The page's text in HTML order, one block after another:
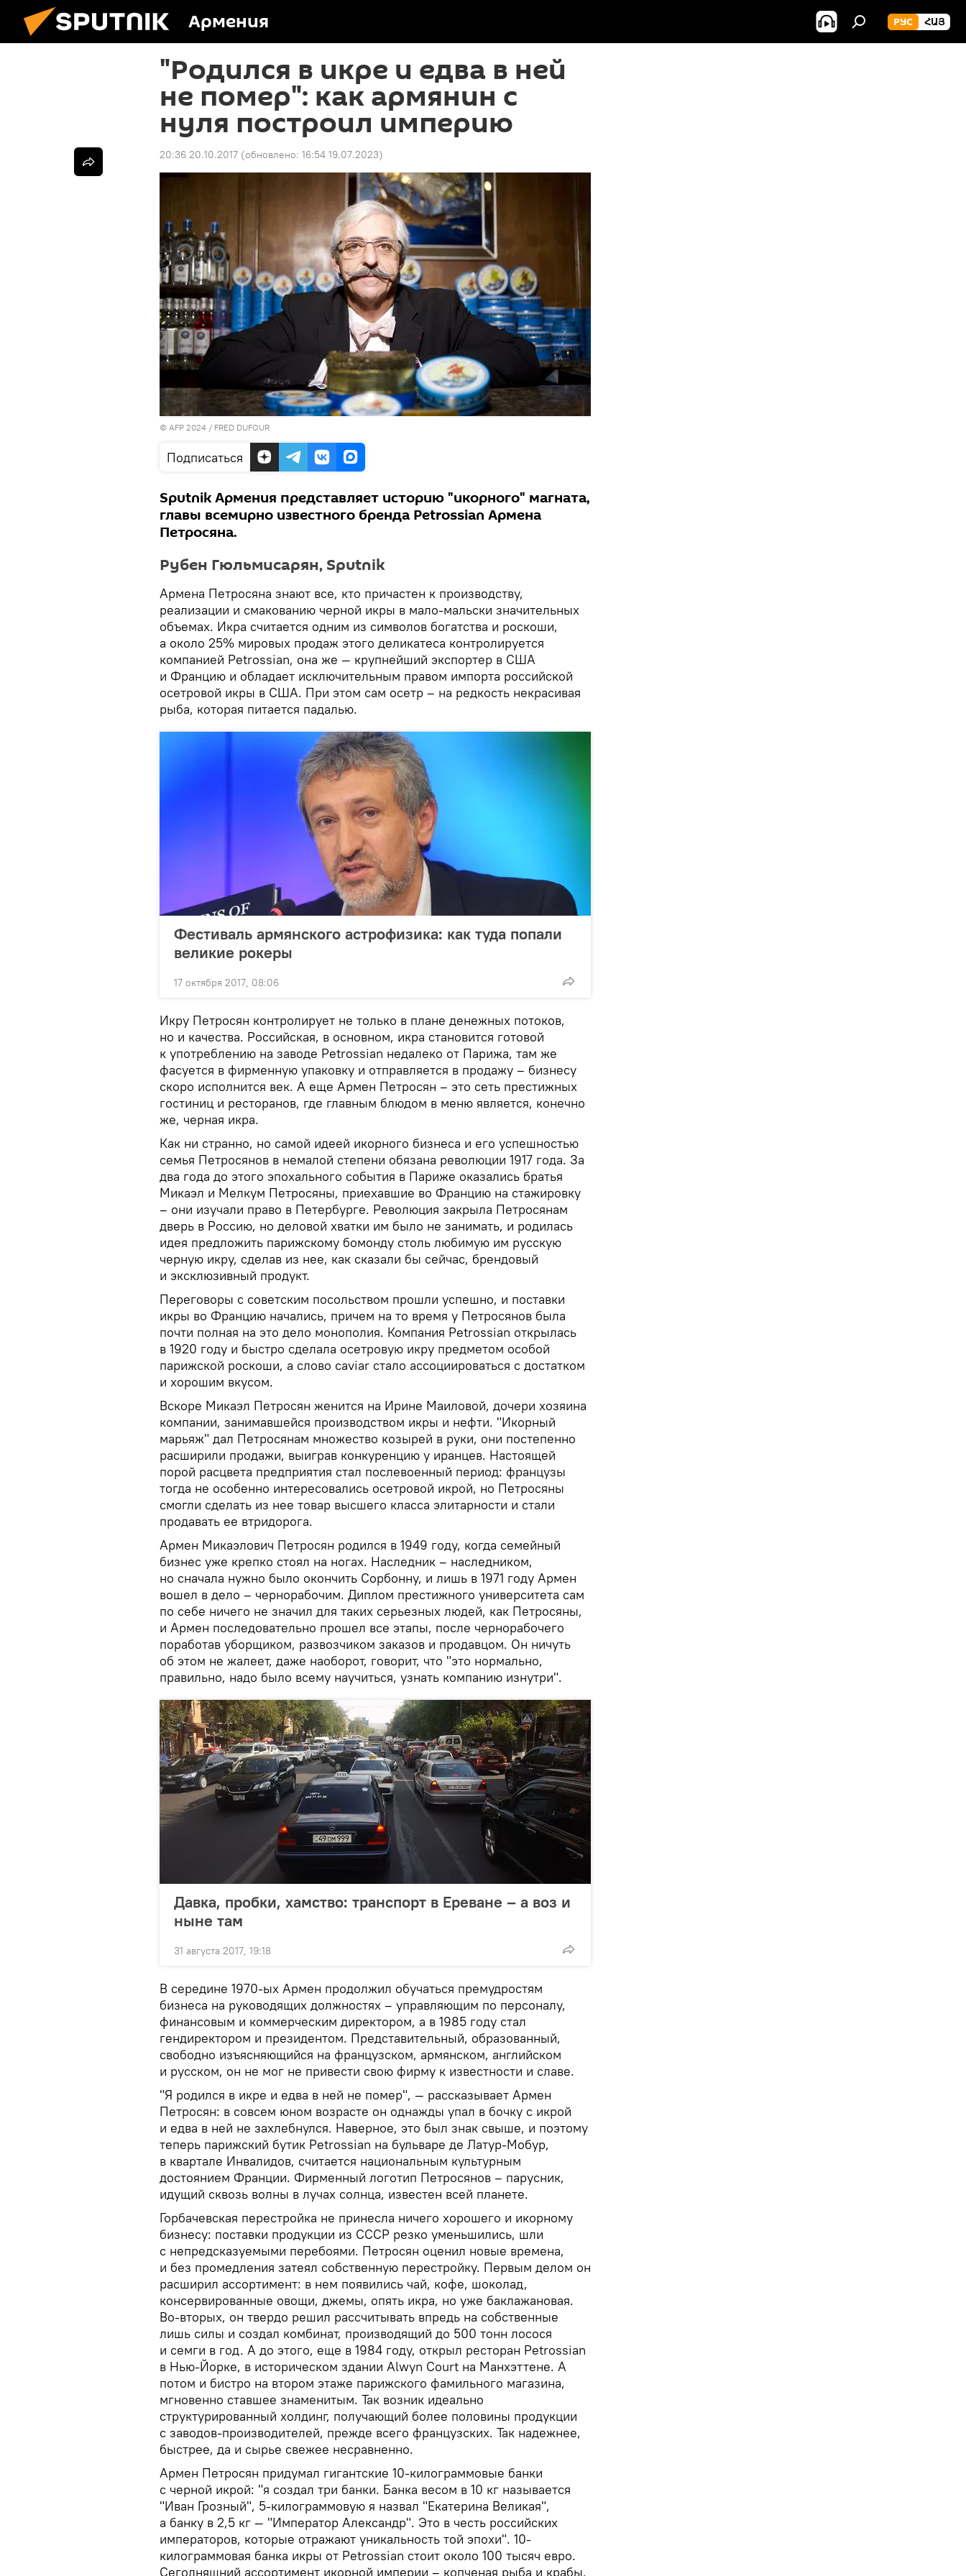
Армения РУС ՀԱՅ
"Родился в икре и едва в ней
не помер": как армянин с
нуля построил империю
20:36 20.10.2017 (обновлено: 16:54 19.07.2023)
© AFP 2024 / FRED DUFOUR
Подписаться
Sputnik Армения представляет историю "икорного" магната,
главы всемирно известного бренда Petrossian Армена
Петросяна.
Рубен Гюльмисарян, Sputnik
Армена Петросяна знают все, кто причастен к производству,
реализации и смакованию черной икры в мало-мальски значительных
объемах. Икра считается одним из символов богатства и роскоши,
а около 25% мировых продаж этого деликатеса контролируется
компанией Petrossian, она же — крупнейший экспортер в США
и Францию и обладает исключительным правом импорта российской
осетровой икры в США. При этом сам осетр – на редкость некрасивая
рыба, которая питается падалью.
Фестиваль армянского астрофизика: как туда попали
великие рокеры
17 октября 2017, 08:06
Икру Петросян контролирует не только в плане денежных потоков,
но и качества. Российская, в основном, икра становится готовой
к употреблению на заводе Petrossian недалеко от Парижа, там же
фасуется в фирменную упаковку и отправляется в продажу – бизнесу
скоро исполнится век. А еще Армен Петросян – это сеть престижных
гостиниц и ресторанов, где главным блюдом в меню является, конечно
же, черная икра.
Как ни странно, но самой идеей икорного бизнеса и его успешностью
семья Петросянов в немалой степени обязана революции 1917 года. За
два года до этого эпохального события в Париже оказались братья
Микаэл и Мелкум Петросяны, приехавшие во Францию на стажировку
– они изучали право в Петербурге. Революция закрыла Петросянам
дверь в Россию, но деловой хватки им было не занимать, и родилась
идея предложить парижскому бомонду столь любимую им русскую
черную икру, сделав из нее, как сказали бы сейчас, брендовый
и эксклюзивный продукт.
Переговоры с советским посольством прошли успешно, и поставки
икры во Францию начались, причем на то время у Петросянов была
почти полная на это дело монополия. Компания Petrossian открылась
в 1920 году и быстро сделала осетровую икру предметом особой
парижской роскоши, а слово caviar стало ассоциироваться с достатком
и хорошим вкусом.
Вскоре Микаэл Петросян женится на Ирине Маиловой, дочери хозяина
компании, занимавшейся производством икры и нефти. "Икорный
марьяж" дал Петросянам множество козырей в руки, они постепенно
расширили продажи, выиграв конкуренцию у иранцев. Настоящей
порой расцвета предприятия стал послевоенный период: французы
тогда не особенно интересовались осетровой икрой, но Петросяны
смогли сделать из нее товар высшего класса элитарности и стали
продавать ее втридорога.
Армен Микаэлович Петросян родился в 1949 году, когда семейный
бизнес уже крепко стоял на ногах. Наследник – наследником,
но сначала нужно было окончить Сорбонну, и лишь в 1971 году Армен
вошел в дело – чернорабочим. Диплом престижного университета сам
по себе ничего не значил для таких серьезных людей, как Петросяны,
и Армен последовательно прошел все этапы, после чернорабочего
поработав уборщиком, развозчиком заказов и продавцом. Он ничуть
об этом не жалеет, даже наоборот, говорит, что "это нормально,
правильно, надо было всему научиться, узнать компанию изнутри".
Давка, пробки, хамство: транспорт в Ереване – а воз и
ныне там
31 августа 2017, 19:18
В середине 1970-ых Армен продолжил обучаться премудростям
бизнеса на руководящих должностях – управляющим по персоналу,
финансовым и коммерческим директором, а в 1985 году стал
гендиректором и президентом. Представительный, образованный,
свободно изъясняющийся на французском, армянском, английском
и русском, он не мог не привести свою фирму к известности и славе.
"Я родился в икре и едва в ней не помер", — рассказывает Армен
Петросян: в совсем юном возрасте он однажды упал в бочку с икрой
и едва в ней не захлебнулся. Наверное, это был знак свыше, и поэтому
теперь парижский бутик Petrossian на бульваре де Латур-Мобур,
в квартале Инвалидов, считается национальным культурным
достоянием Франции. Фирменный логотип Петросянов – парусник,
идущий сквозь волны в лучах солнца, известен всей планете.
Горбачевская перестройка не принесла ничего хорошего и икорному
бизнесу: поставки продукции из СССР резко уменьшились, шли
с непредсказуемыми перебоями. Петросян оценил новые времена,
и без промедления затеял собственную перестройку. Первым делом он
расширил ассортимент: в нем появились чай, кофе, шоколад,
консервированные овощи, джемы, опять икра, но уже баклажановая.
Во-вторых, он твердо решил рассчитывать впредь на собственные
лишь силы и создал комбинат, производящий до 500 тонн лосося
и семги в год. А до этого, еще в 1984 году, открыл ресторан Petrossian
в Нью-Йорке, в историческом здании Alwyn Court на Манхэттене. А
потом и бистро на втором этаже парижского фамильного магазина,
мгновенно ставшее знаменитым. Так возник идеально
структурированный холдинг, получающий более половины продукции
с заводов-производителей, прежде всего французских. Так надежнее,
быстрее, да и сырье свежее несравненно.
Армен Петросян придумал гигантские 10-килограммовые банки
с черной икрой: "я создал три банки. Банка весом в 10 кг называется
"Иван Грозный", 5-килограммовую я назвал "Екатерина Великая",
а банку в 2,5 кг — "Император Александр". Это в честь российских
императоров, которые отражают уникальность той эпохи". 10-
килограммовая банка икры от Petrossian стоит около 100 тысяч евро.
Сегодняшний ассортимент икорной империи – копченая рыба и крабы,